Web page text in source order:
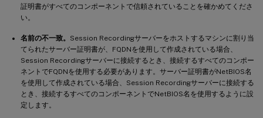
証明書がすべてのコンポーネントで信頼されていることを確かめてくださ
い。
名前の不一致。 Session Recordingサーバーをホストするマシンに割り当
てられたサーバー証明書が、FQDNを使用して作成されている場合、
Session Recordingサーバーに接続するとき、接続するすべてのコンポー
ネントでFQDNを使用する必要があります。サーバー証明書がNetBIOS名
を使用して作成されている場合、Session Recordingサーバーに接続する
とき、接続するすべてのコンポーネントでNetBIOS名を使用するように設
定します。